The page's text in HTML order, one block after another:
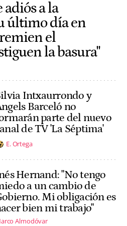
adiós a la
último día en
el
la basura"
Intxaurrondo y
Barceló no
parte del nuevo
de TV 'La Séptima'
E. Ortega
Hernand: "No tengo
a un cambio de
Mi obligación es
bien mi trabajo"
Almodóvar